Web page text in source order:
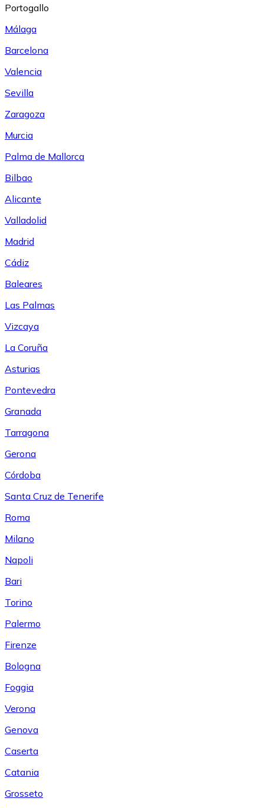
Portogallo
Málaga
Barcelona
Valencia
Sevilla
Zaragoza
Murcia
Palma de Mallorca
Bilbao
Alicante
Valladolid
Madrid
Cádiz
Baleares
Las Palmas
Vizcaya
La Coruña
Asturias
Pontevedra
Granada
Tarragona
Gerona
Córdoba
Santa Cruz de Tenerife
Roma
Milano
Napoli
Bari
Torino
Palermo
Firenze
Bologna
Foggia
Verona
Genova
Caserta
Catania
Grosseto